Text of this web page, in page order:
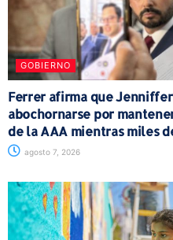
GOBIERNO
Ferrer afirma que
abochornarse por
de la AAA mientras miles
agosto 7, 2026